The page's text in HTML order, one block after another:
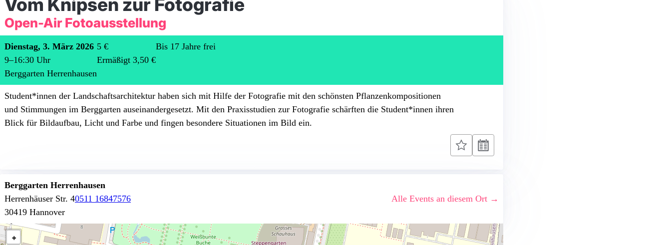
Vom Knipsen zur Fotografie
Open-Air Fotoausstellung
Dienstag, 3. März 2026
9–16:30 Uhr
Berggarten Herrenhausen
5 €
Ermäßigt 3,50 €
Bis 17 Jahre frei
Student*innen der Landschaftsarchitektur haben sich mit Hilfe der Fotografie mit den schönsten Pflanzen­kompositionen
und Stimmungen im Berggarten auseinandergesetzt. Mit den Praxisstudien zur Fotografie schärften die Student*innen ihren
Blick für Bildaufbau, Licht und Farbe und fingen besondere Situationen im Bild ein.
Berggarten Herrenhausen
Herrenhäuser Str. 4
30419 Hannover
0511 16847576 Alle Events an diesem Ort →
+